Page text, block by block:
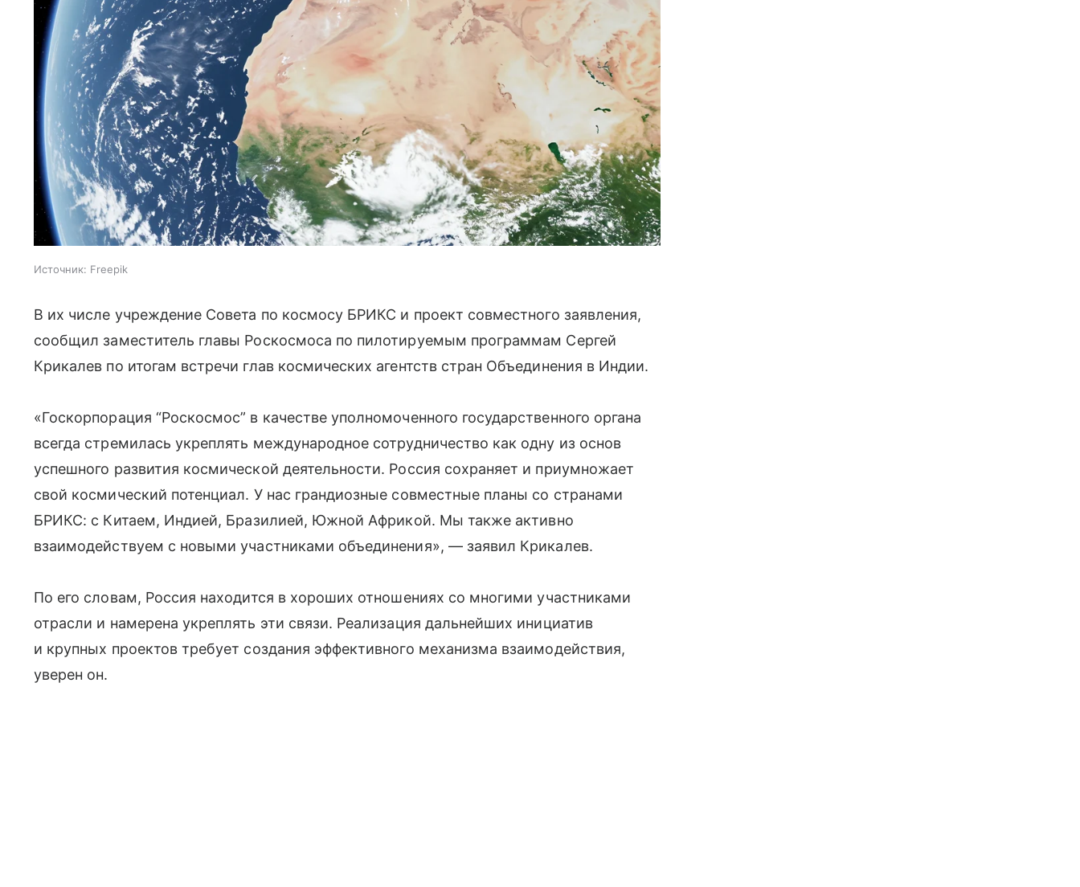
Источник: Freepik
В их числе учреждение Совета по космосу БРИКС и проект совместного заявления,
сообщил заместитель главы Роскосмоса по пилотируемым программам Сергей
Крикалев по итогам встречи глав космических агентств стран Объединения в Индии.
«Госкорпорация “Роскосмос” в качестве уполномоченного государственного органа
всегда стремилась укреплять международное сотрудничество как одну из основ
успешного развития космической деятельности. Россия сохраняет и приумножает
свой космический потенциал. У нас грандиозные совместные планы со странами
БРИКС: с Китаем, Индией, Бразилией, Южной Африкой. Мы также активно
взаимодействуем с новыми участниками объединения», — заявил Крикалев.
По его словам, Россия находится в хороших отношениях со многими участниками
отрасли и намерена укреплять эти связи. Реализация дальнейших инициатив
и крупных проектов требует создания эффективного механизма взаимодействия,
уверен он.